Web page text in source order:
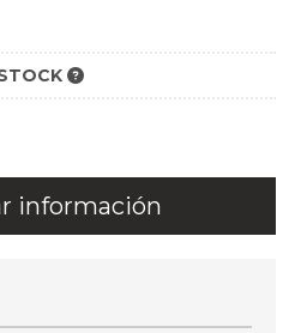
información